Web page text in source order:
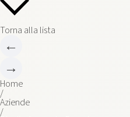
Torna alla lista
←
→
Home
/
Aziende
/